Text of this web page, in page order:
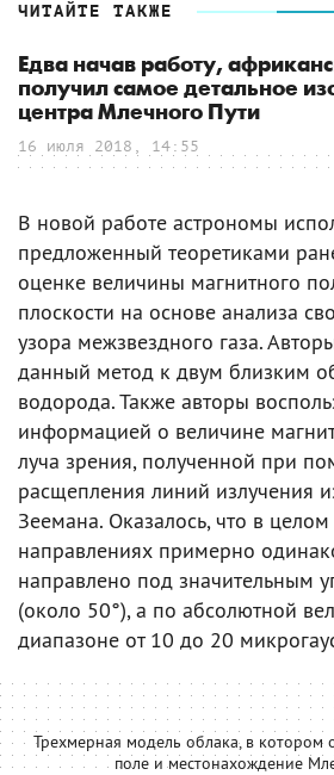
ЧИТАЙТЕ ТАКЖЕ
Едва начав работу,
получил самое детальное
центра Млечного Пути
16 июля 2018, 14:55
В новой работе астрономы
предложенный теоретиками
оценке величины магнитного
плоскости на основе анализа
узора межзвездного газа.
данный метод к двум близким
водорода. Также авторы
информацией о величине
луча зрения, полученной при
расщепления линий излучения
Зеемана. Оказалось, что в
направлениях примерно
направлено под значительным
(около 50°), а по абсолютной
диапазоне от 10 до 20
Трехмерная модель облака, в котором
поле и местонахождение